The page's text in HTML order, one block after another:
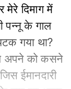
दिमाग में
पन्नू के गाल
गया था?
अपने को कसने
ईमानदारी